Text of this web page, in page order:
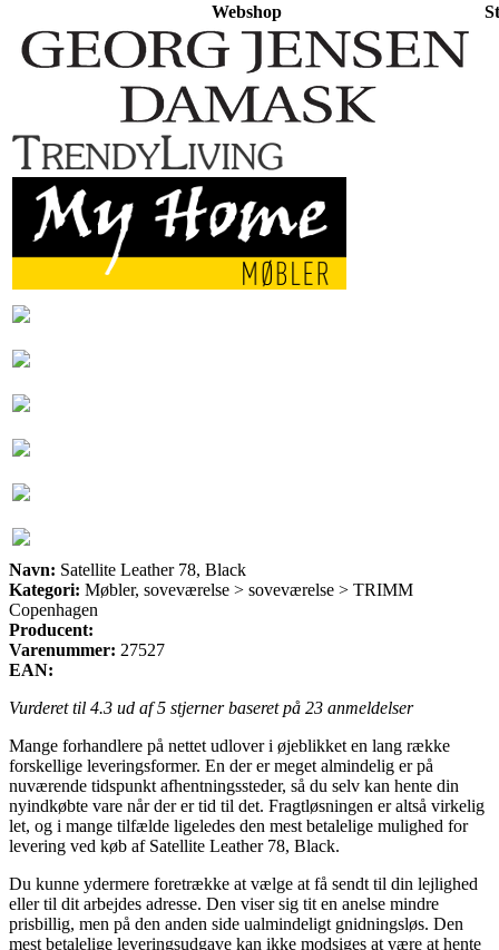
Webshop
Navn: Satellite Leather 78, Black
Kategori: Møbler, soveværelse > soveværelse > TRIMM
Copenhagen
Producent:
Varenummer: 27527
EAN:
Vurderet til 4.3 ud af 5 stjerner baseret på 23 anmeldelser
Mange forhandlere på nettet udlover i øjeblikket en lang række
forskellige leveringsformer. En der er meget almindelig er på
nuværende tidspunkt afhentningssteder, så du selv kan hente din
nyindkøbte vare når der er tid til det. Fragtløsningen er altså virkelig
let, og i mange tilfælde ligeledes den mest betalelige mulighed for
levering ved køb af Satellite Leather 78, Black.
Du kunne ydermere foretrække at vælge at få sendt til din lejlighed
eller til dit arbejdes adresse. Den viser sig tit en anelse mindre
prisbillig, men på den anden side ualmindeligt gnidningsløs. Den
mest betalelige leveringsudgave kan ikke modsiges at være at hente